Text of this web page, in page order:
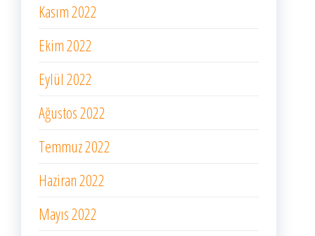
Kasım 2022
Ekim 2022
Eylül 2022
Ağustos 2022
Temmuz 2022
Haziran 2022
Mayıs 2022